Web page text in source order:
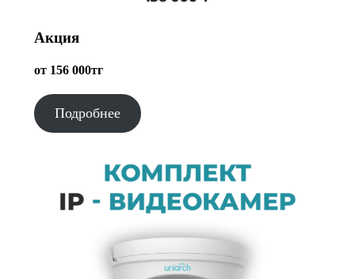
Акция
от 156 000тг
Подробнее